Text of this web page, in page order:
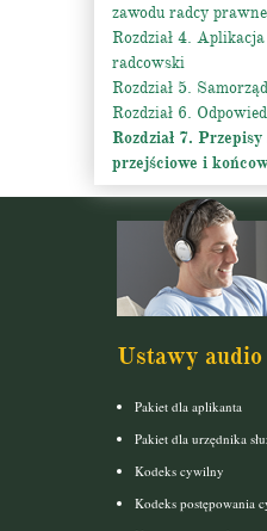
zawodu radcy
Rozdział 4.
radcowski
Rozdział 5.
Rozdział 6.
Rozdział 7. Przepisy
przejściowe i
Ustawy audio
Pakiet dla aplikanta
Pakiet dla urzędnika
Kodeks cywilny
Kodeks postępowania